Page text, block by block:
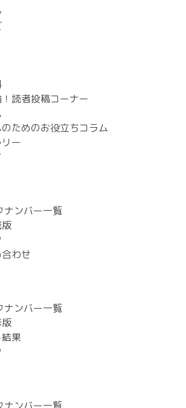
読者投稿コーナー
ためのお役立ちコラム
ー
ナンバー一覧
わせ
ナンバー一覧
果